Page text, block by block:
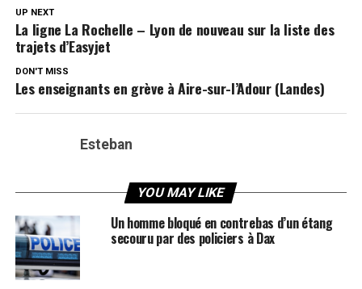
UP NEXT
La ligne La Rochelle – Lyon de nouveau sur la liste des
trajets d’Easyjet
DON'T MISS
Les enseignants en grève à Aire-sur-l’Adour (Landes)
Esteban
YOU MAY LIKE
Un homme bloqué en contrebas d’un étang
secouru par des policiers à Dax